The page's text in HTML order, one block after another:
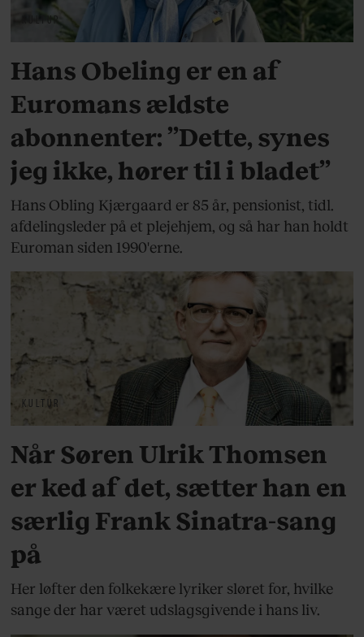
KULTUR
Hans Obeling er en af
Euromans ældste
abonnenter: ”Dette, synes
jeg ikke, hører til i bladet”
Hans Obling Kjærgaard er 85 år, pensionist, tidl.
afdelingsleder på et plejehjem, og så har han holdt
Euroman siden 1990'erne.
KULTUR
Når Søren Ulrik Thomsen
er ked af det, sætter han en
særlig Frank Sinatra-sang
på
Her løfter den folkekære lyriker sløret for, hvilke
sange der har været udslagsgivende i hans liv.